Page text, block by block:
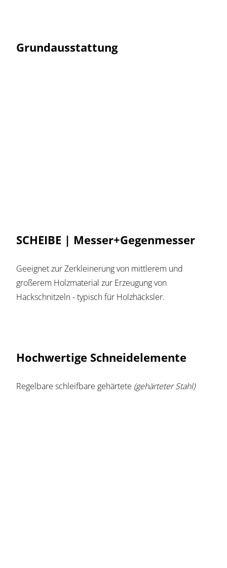
Grundausstattung
SCHEIBE | Messer+Gegenmesser
Geeignet zur Zerkleinerung von mittlerem und
großerem Holzmaterial zur Erzeugung von
Hackschnitzeln - typisch für Holzhäcksler.
Hochwertige Schneidelemente
Regelbare schleifbare gehärtete (gehärteter Stahl)